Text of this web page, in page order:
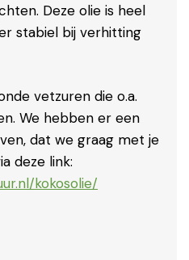
Deze olie is heel
stabiel bij verhitting
vetzuren die o.a.
We hebben er een
dat we graag met je
deze link:
kokosolie/